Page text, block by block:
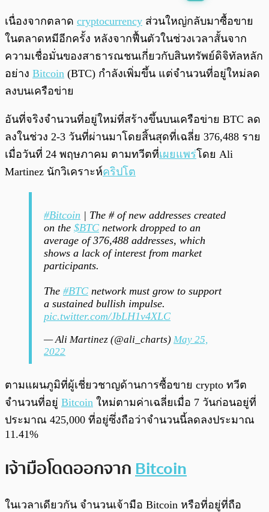
/
เนื่องจากตลาด cryptocurrency ส่วนใหญ่กลับมาซื้อขาย
ในตลาดหมีอีกครั้ง หลังจากฟื้นตัวในช่วงเวลาสั้นจาก
ความเชื่อมั่นของสาธารณชนเกี่ยวกับสินทรัพย์ดิจิทัลหลัก
อย่าง Bitcoin (BTC) กำลังเพิ่มขึ้น แต่จำนวนที่อยู่ใหม่ลด
ลงบนเครือข่าย
อันที่จริงจำนวนที่อยู่ใหม่ที่สร้างขึ้นบนเครือข่าย BTC ลด
ลงในช่วง 2-3 วันที่ผ่านมาโดยสิ้นสุดที่เฉลี่ย 376,488 ราย
เมื่อวันที่ 24 พฤษภาคม ตามทวีตที่เผยแพร่โดย Ali
Martinez นักวิเคราะห์คริปโต
#Bitcoin | The # of new addresses created
on the $BTC network dropped to an
average of 376,488 addresses, which
shows a lack of interest from market
participants.
The #BTC network must grow to support
a sustained bullish impulse.
pic.twitter.com/JbLH1v4XLC
— Ali Martinez (@ali_charts) May 25,
2022
ตามแผนภูมิที่ผู้เชี่ยวชาญด้านการซื้อขาย crypto ทวีต
จำนวนที่อยู่ Bitcoin ใหม่ตามค่าเฉลี่ยเมื่อ 7 วันก่อนอยู่ที่
ประมาณ 425,000 ที่อยู่ซึ่งถือว่าจำนวนนี้ลดลงประมาณ
11.41%
เจ้ามือโดดออกจากBitcoin
ในเวลาเดียวกัน จำนวนเจ้ามือ Bitcoin หรือที่อยู่ที่ถือ